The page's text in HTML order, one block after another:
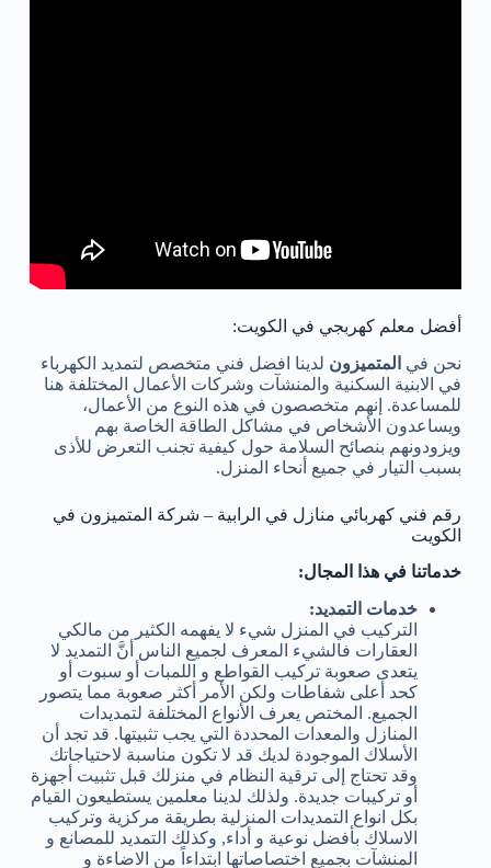
أفضل معلم كهربجي في الكويت:
نحن في المتميزون لدينا افضل فني متخصص لتمديد الكهرباء
في الابنية السكنية والمنشآت وشركات الأعمال المختلفة هنا
للمساعدة. إنهم متخصصون في هذه النوع من الأعمال،
ويساعدون الأشخاص في مشاكل الطاقة الخاصة بهم
ويزودونهم بنصائح السلامة حول كيفية تجنب التعرض للأذى
بسبب التيار في جميع أنحاء المنزل.
رقم فني كهربائي منازل في الرابية – شركة المتميزون في
الكويت
خدماتنا في هذا المجال:
خدمات التمديد:
التركيب في المنزل شيء لا يفهمه الكثير من مالكي
العقارات فالشيء المعرف لجميع الناس أنَّ التمديد لا
يتعدى صعوبة تركيب القواطع و اللمبات أو سبوت أو
كحد أعلى شفاطات ولكن الأمر أكثر صعوبة مما يتصور
الجميع. المختص يعرف الأنواع المختلفة لتمديدات
المنازل والمعدات المحددة التي يجب تثبيتها. قد تجد أن
الأسلاك الموجودة لديك قد لا تكون مناسبة لاحتياجاتك
وقد تحتاج إلى ترقية النظام في منزلك قبل تثبيت أجهزة
أو تركيبات جديدة. ولذلك لدينا معلمين يستطيعون القيام
بكل انواع التمديدات المنزلية بطريقة مركزية وتركيب
الاسلاك بأفضل نوعية و أداء, وكذلك التمديد للمصانع و
المنشآت بجميع اختصاصاتها ابتداءاً من الاضاءة و